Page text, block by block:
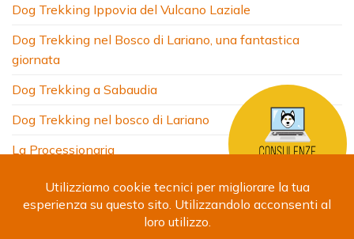
Dog Trekking Ippovia del Vulcano Laziale
Dog Trekking nel Bosco di Lariano, una fantastica
giornata
Dog Trekking a Sabaudia
Dog Trekking nel bosco di Lariano
La Processionaria